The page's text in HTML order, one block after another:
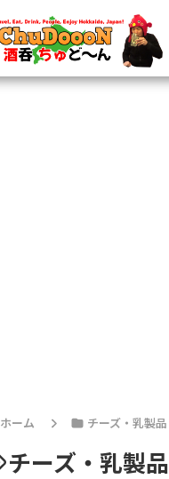
ホーム チーズ・乳製品
チーズ・乳製品